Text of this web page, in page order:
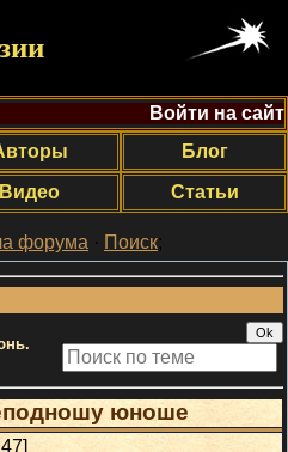
Войти на сайт
Блог
Видео Статьи
форума · Поиск;
юноше